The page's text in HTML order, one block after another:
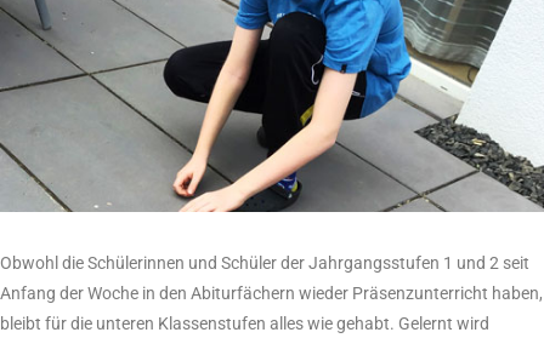
Obwohl die Schülerinnen und Schüler der Jahrgangsstufen 1 und 2 seit
Anfang der Woche in den Abiturfächern wieder Präsenzunterricht haben,
bleibt für die unteren Klassenstufen alles wie gehabt. Gelernt wird